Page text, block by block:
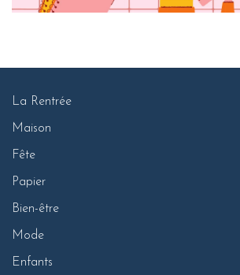
La Rentrée
Maison
Fête
Papier
Bien-être
Mode
Enfants